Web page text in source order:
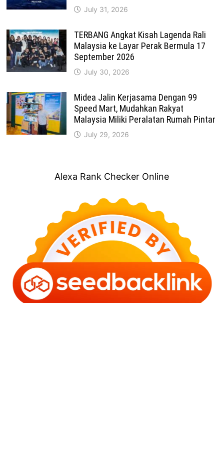
July 31, 2026
TERBANG Angkat Kisah Lagenda Rali
Malaysia ke Layar Perak Bermula 17
September 2026
July 30, 2026
Midea Jalin Kerjasama Dengan 99
Speed Mart, Mudahkan Rakyat
Malaysia Miliki Peralatan Rumah Pintar
July 29, 2026
Alexa Rank Checker Online